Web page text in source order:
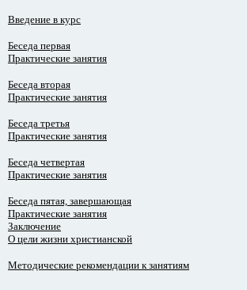
Введение в курс
Беседа первая
Практические занятия
Беседа вторая
Практические занятия
Беседа третья
Практические занятия
Беседа четвертая
Практические занятия
Беседа пятая, завершающая
Практические занятия
Заключение
О цели жизни христианской
Методические рекомендации к занятиям